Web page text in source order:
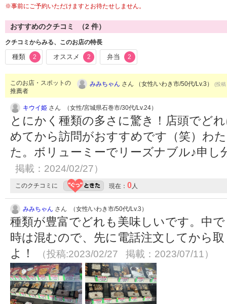
※事前にご予約いただけますとお待たせしません。
おすすめのクチコミ （2 件）
クチコミからみる、このお店の特長
種類 2 オススメ 2 弁当 2
このお店・スポットの
推薦者
みみちゃん さん （女性/いわき市/50代/Lv.3） (投
キウイ姫 さん （女性/宮城県石巻市/30代/Lv.24）
とにかく種類の多さに驚き！店頭でど
めてから訪問がおすすめです（笑）わ
た。ボリューミーでリーズナブル♪申
掲載：2024/02/27）
このクチコミに 現在： 0 人
みみちゃん さん （女性/いわき市/50代/Lv.3）
種類が豊富でどれも美味しいです。中
時は混むので、先に電話注文してから
よ！
（投稿:2023/02/27 掲載：2023/07/11）